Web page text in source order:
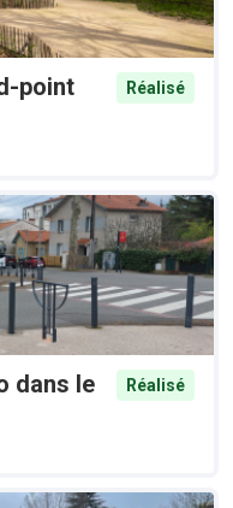
point
Réalisé
dans le
Réalisé